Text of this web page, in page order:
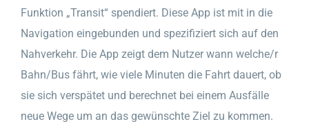
Funktion „Transit“ spendiert. Diese App ist mit in die
Navigation eingebunden und spezifiziert sich auf den
Nahverkehr. Die App zeigt dem Nutzer wann welche/r
Bahn/Bus fährt, wie viele Minuten die Fahrt dauert, ob
sie sich verspätet und berechnet bei einem Ausfälle
neue Wege um an das gewünschte Ziel zu kommen.